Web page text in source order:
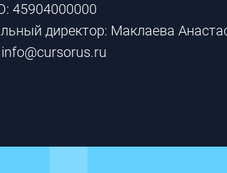
45904000000
директор: Маклаева